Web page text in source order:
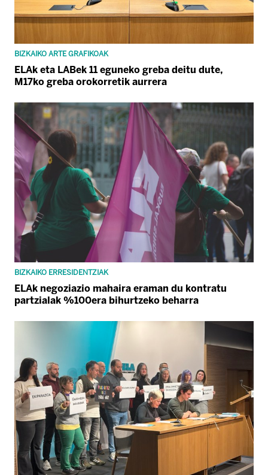
BIZKAIKO ARTE GRAFIKOAK
ELAk eta LABek 11 eguneko greba deitu dute,
M17ko greba orokorretik aurrera
BIZKAIKO ERRESIDENTZIAK
ELAk negoziazio mahaira eraman du kontratu
partzialak %100era bihurtzeko beharra